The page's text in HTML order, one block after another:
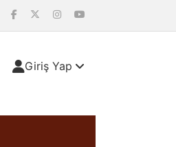
Giriş Yap